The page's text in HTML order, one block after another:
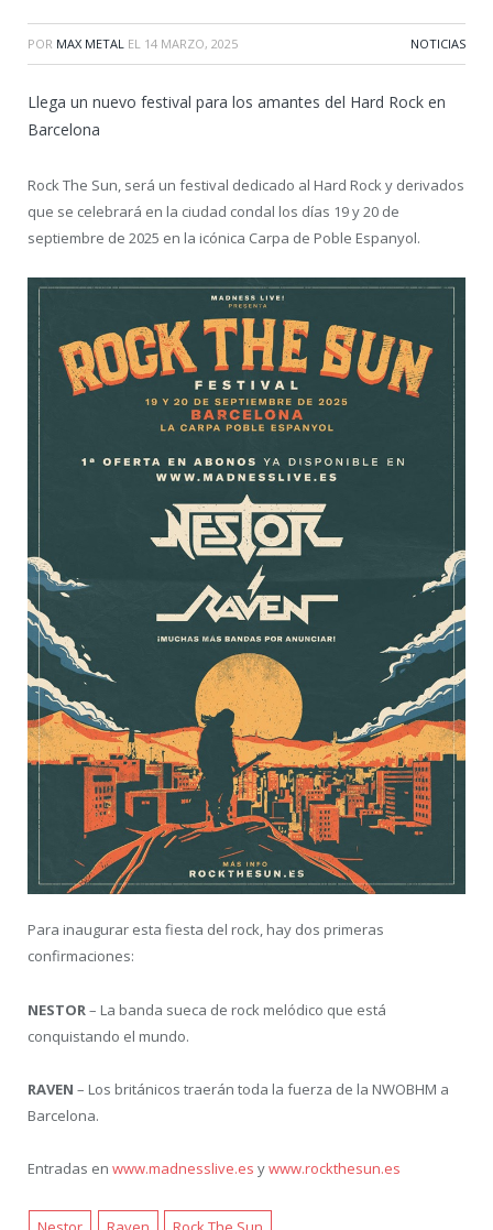
POR MAX METAL EL 14 MARZO, 2025 NOTICIAS
Llega un nuevo festival para los amantes del Hard Rock en
Barcelona
Rock The Sun, será un festival dedicado al Hard Rock y derivados
que se celebrará en la ciudad condal los días 19 y 20 de
septiembre de 2025 en la icónica Carpa de Poble Espanyol.
Para inaugurar esta fiesta del rock, hay dos primeras
confirmaciones:
NESTOR – La banda sueca de rock melódico que está
conquistando el mundo.
RAVEN – Los británicos traerán toda la fuerza de la NWOBHM a
Barcelona.
Entradas en www.madnesslive.es ywww.rockthesun.es